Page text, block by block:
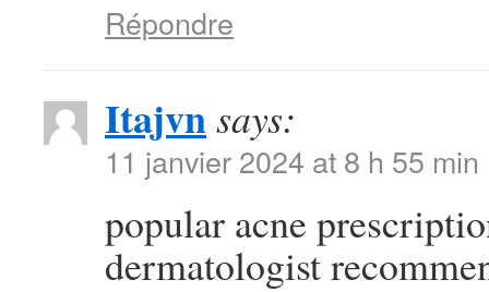
Répondre
Itajvnsays:
11 janvier 2024 at 8 h 55 min
popular acne
dermatologist